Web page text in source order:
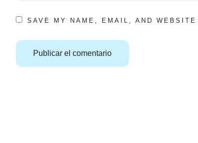
SAVE MY NAME, EMAIL, AND